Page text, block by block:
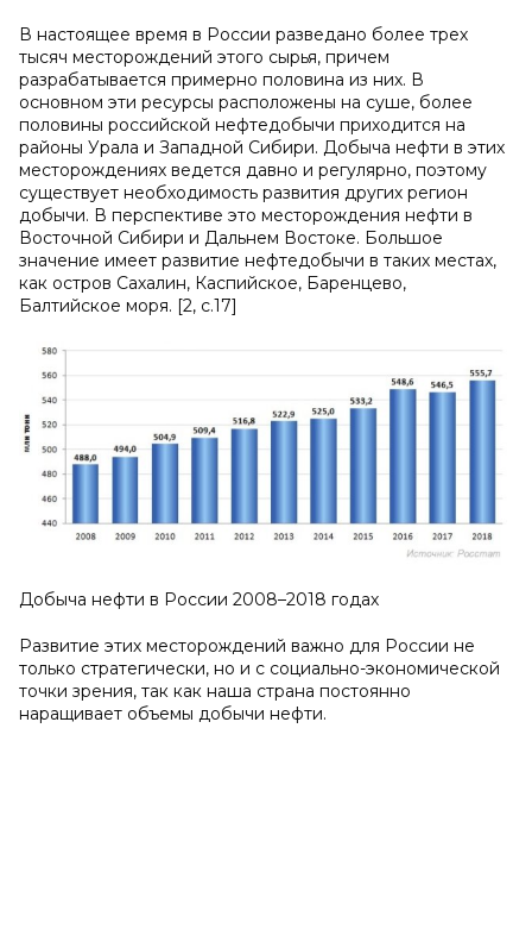
В настоящее время в России разведано более трех
тысяч месторождений этого сырья, причем
разрабатывается примерно половина из них. В
основном эти ресурсы расположены на суше, более
половины российской нефтедобычи приходится на
районы Урала и Западной Сибири. Добыча нефти в этих
месторождениях ведется давно и регулярно, поэтому
существует необходимость развития других регион
добычи. В перспективе это месторождения нефти в
Восточной Сибири и Дальнем Востоке. Большое
значение имеет развитие нефтедобычи в таких местах,
как остров Сахалин, Каспийское, Баренцево,
Балтийское моря. [2, с.17]
Добыча нефти в России 2008–2018 годах
Развитие этих месторождений важно для России не
только стратегически, но и с социально-экономической
точки зрения, так как наша страна постоянно
наращивает объемы добычи нефти.